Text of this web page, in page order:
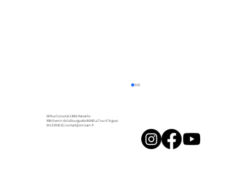
58 Rue Consolat 13001 Marseille
998 chemin de la Bourguette 84240 La Tour d'Aigues
04 13 59 06 35 /contact@zimzam.fr